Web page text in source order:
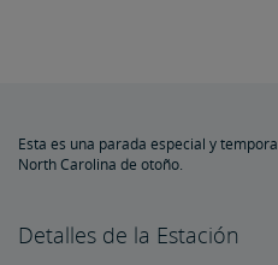
Esta es una parada especial y
North Carolina de otoño.
Detalles de la Estación